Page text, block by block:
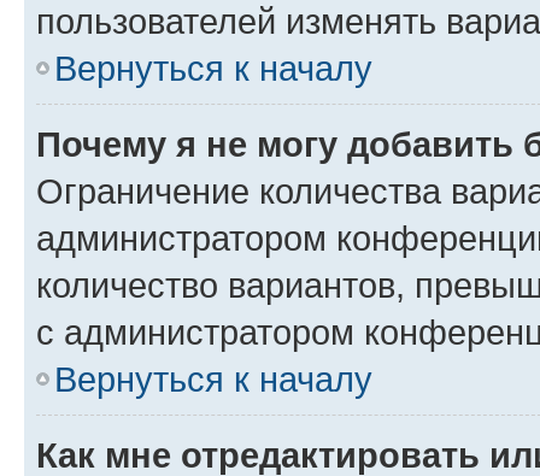
пользователей изменять
Вернуться к началу
Почему я не могу добавить
Ограничение количества
администратором
количество вариантов,
с администратором
Вернуться к началу
Как мне отредактировать